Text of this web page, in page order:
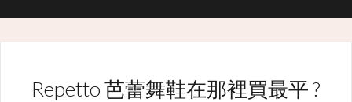
Repetto 芭蕾舞鞋在那裡買最平 ?